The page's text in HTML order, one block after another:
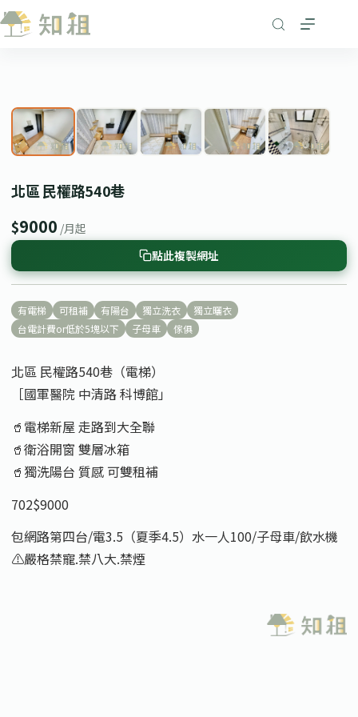
跳
至
北區 民權路540巷
$9000 /月起
點此複製網址
有電梯 可租補 有陽台 獨立洗衣
獨立曬衣
台電計費or低於5塊以下
子母車 傢俱
北區 民權路540巷（電梯）
［國軍醫院 中清路 科博館」
🥤電梯新屋 走路到大全聯
🥤衛浴開窗 雙層冰箱
🥤獨洗陽台 質感 可雙租補
702$9000
包網路第四台/電3.5（夏季4.5）水一人100/子母車/飲水機
⚠️嚴格禁寵.禁八大.禁煙